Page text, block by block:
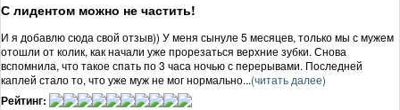
С лидентом можно не частить!
И я добавлю сюда свой отзыв)) У меня сынуле 5 месяцев, только мы с мужем
отошли от колик, как начали уже прорезаться верхние зубки. Снова
вспомнила, что такое спать по 3 часа ночью с перерывами. Последней
каплей стало то, что уже муж не мог нормально...(читать далее)
Рейтинг: